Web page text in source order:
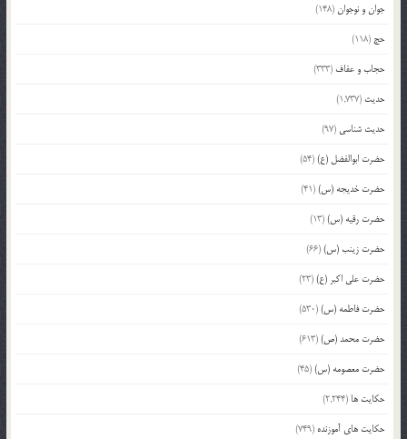
جوان و نوجوان(148)
حج (118)
حجاب و عفاف (333)
حدیث (1,737)
حدیث شناسی (97)
حضرت ابوالفضل (ع)(54)
حضرت خدیجه (س)(41)
حضرت رقیه (س)(13)
حضرت زینب (س)(66)
حضرت علی اکبر (ع)(23)
حضرت فاطمه (س)(530)
حضرت محمد (ص)(613)
حضرت معصومه (س)(45)
حکایت ها (2,244)
حکایت های آموزنده (749)